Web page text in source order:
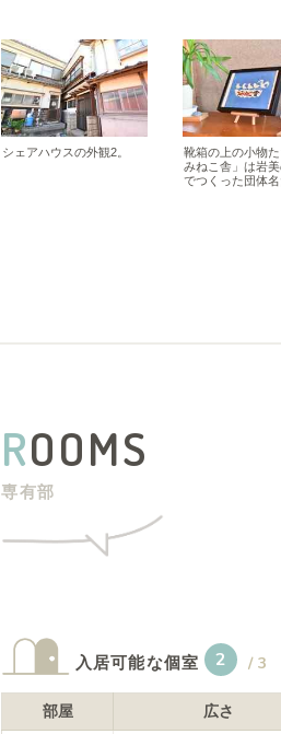
シェアハウスの外観2。
靴箱の上の小物た
みねこ舎」は岩
でつくった団体名
ROOMS
専有部
入居可能な個室 2 /3
部屋 広さ